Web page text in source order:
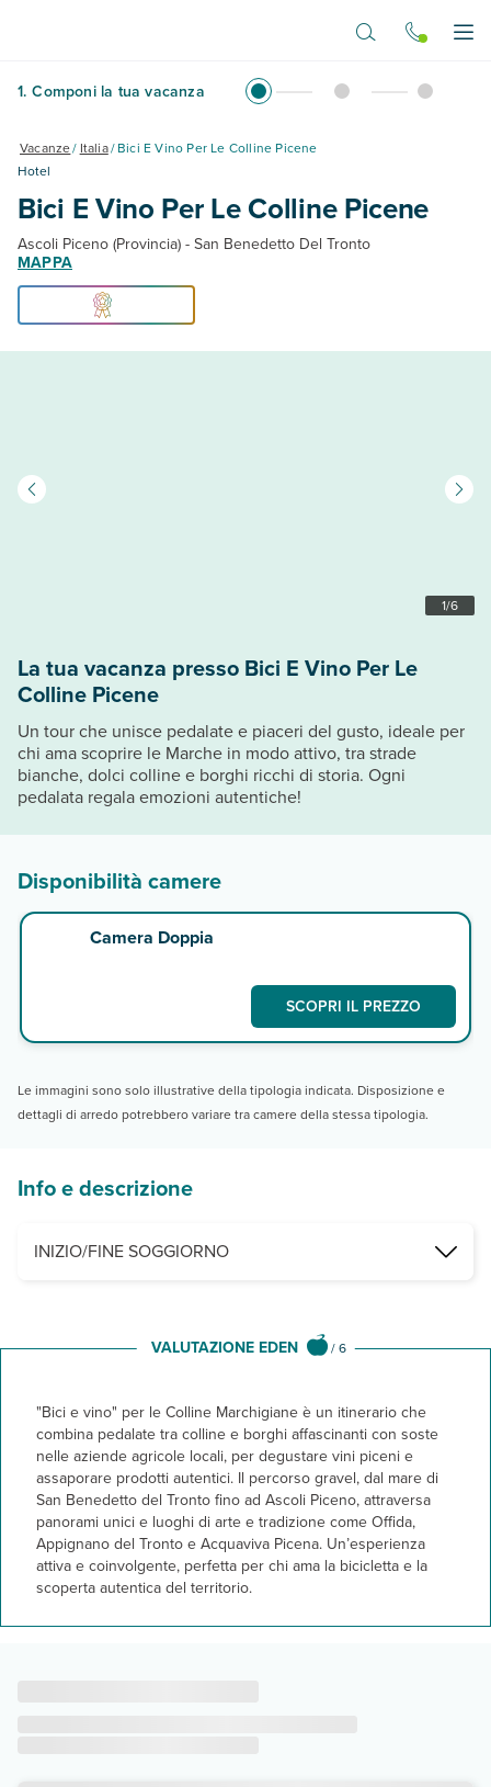
1. Componi la tua vacanza
Vacanze/ Italia/Bici E Vino Per Le Colline Picene
Hotel
Bici E Vino Per Le Colline Picene
Ascoli Piceno (Provincia) - San Benedetto Del Tronto
MAPPA
1/6
La tua vacanza presso Bici E Vino Per Le
Colline Picene
Un tour che unisce pedalate e piaceri del gusto, ideale per
chi ama scoprire le Marche in modo attivo, tra strade
bianche, dolci colline e borghi ricchi di storia. Ogni
pedalata regala emozioni autentiche!
Disponibilità camere
Camera Doppia
SCOPRI IL PREZZO
Le immagini sono solo illustrative della tipologia indicata. Disposizione e
dettagli di arredo potrebbero variare tra camere della stessa tipologia.
Info e descrizione
INIZIO/FINE SOGGIORNO
VALUTAZIONE EDEN
/6
"Bici e vino" per le Colline Marchigiane è un itinerario che
combina pedalate tra colline e borghi affascinanti con soste
nelle aziende agricole locali, per degustare vini piceni e
assaporare prodotti autentici. Il percorso gravel, dal mare di
San Benedetto del Tronto fino ad Ascoli Piceno, attraversa
panorami unici e luoghi di arte e tradizione come Offida,
Appignano del Tronto e Acquaviva Picena. Un’esperienza
attiva e coinvolgente, perfetta per chi ama la bicicletta e la
scoperta autentica del territorio.